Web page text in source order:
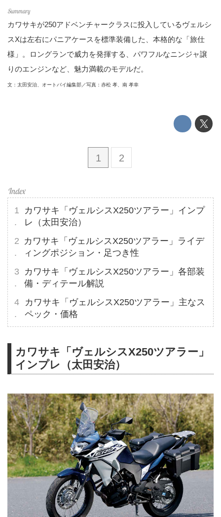
カワサキが250アドベンチャークラスに投入しているヴェルシ
スXは左右にパニアケースを標準装備した、本格的な「旅仕
様」。ロングランで威力を発揮する、パワフルなニンジャ譲
りのエンジンなど、魅力満載のモデルだ。
文：太田安治、オートバイ編集部／写真：赤松 孝、南 孝幸
1 2
カワサキ「ヴェルシスX250ツアラー」インプ
レ（太田安治）
カワサキ「ヴェルシスX250ツアラー」ライデ
ィングポジション・足つき性
カワサキ「ヴェルシスX250ツアラー」各部装
備・ディテール解説
カワサキ「ヴェルシスX250ツアラー」主なス
ペック・価格
カワサキ「ヴェルシスX250ツアラー」
インプレ（太田安治）